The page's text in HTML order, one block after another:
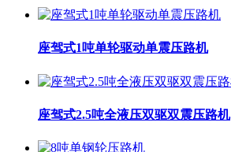
座驾式1吨单轮驱动单震压路机
座驾式2.5吨全液压双驱双震压路机